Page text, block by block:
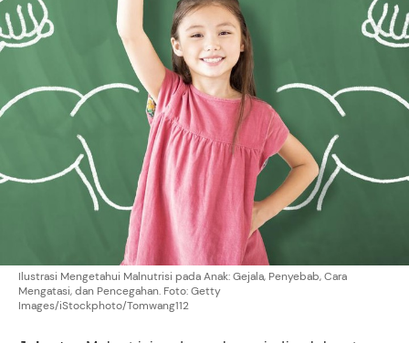
Ilustrasi Mengetahui Malnutrisi pada Anak: Gejala, Penyebab, Cara
Mengatasi, dan Pencegahan. Foto: Getty
Images/iStockphoto/Tomwang112